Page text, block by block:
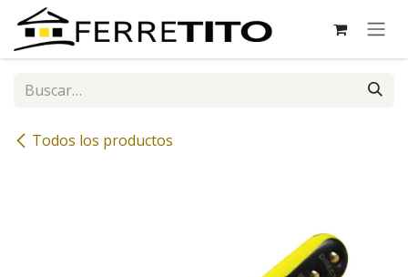
Ir al contenido
Todos los productos